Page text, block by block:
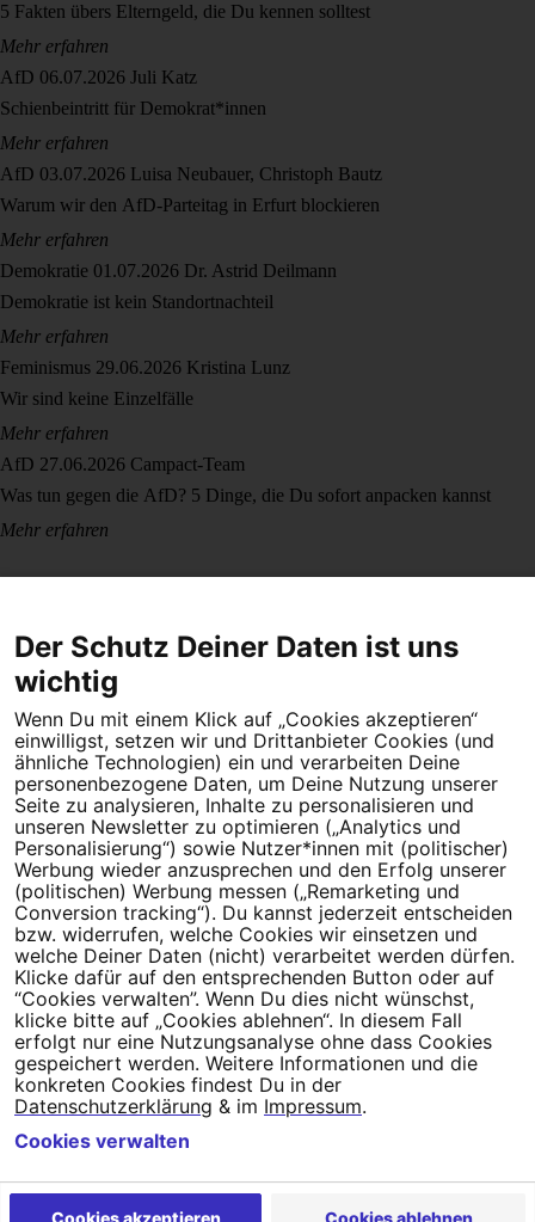
5 Fakten übers Elterngeld, die Du kennen solltest
Mehr erfahren
AfD 06.07.2026 Juli Katz
Schienbeintritt für Demokrat*innen
Mehr erfahren
AfD 03.07.2026 Luisa Neubauer, Christoph Bautz
Warum wir den AfD-Parteitag in Erfurt blockieren
Mehr erfahren
Demokratie 01.07.2026 Dr. Astrid Deilmann
Demokratie ist kein Standortnachteil
Mehr erfahren
Feminismus 29.06.2026 Kristina Lunz
Wir sind keine Einzelfälle
Mehr erfahren
AfD 27.06.2026 Campact-Team
Was tun gegen die AfD? 5 Dinge, die Du sofort anpacken kannst
Mehr erfahren
Dein Engagement macht den Unterschied. Schließe Dich 4,5
Millionen Menschen an.
Newsletter bestellen
Campact e.V.
IBAN DE95 2‍5‍1‍2 0‍5‍1‍0 6‍9‍8‍0 0‍0‍0‍0 0‍0
SozialBank
Direkt online spenden
NewsletterHilfe und
FAQKontakt DatenschutzImpressumCookie Einstellungen
Der Schutz Deiner Daten ist uns
wichtig
Wenn Du mit einem Klick auf „Cookies akzeptieren“
einwilligst, setzen wir und Drittanbieter Cookies (und
ähnliche Technologien) ein und verarbeiten Deine
personenbezogene Daten, um Deine Nutzung unserer
Seite zu analysieren, Inhalte zu personalisieren und
unseren Newsletter zu optimieren („Analytics und
Personalisierung“) sowie Nutzer*innen mit (politischer)
Werbung wieder anzusprechen und den Erfolg unserer
(politischen) Werbung messen („Remarketing und
Conversion tracking“). Du kannst jederzeit entscheiden
bzw. widerrufen, welche Cookies wir einsetzen und
welche Deiner Daten (nicht) verarbeitet werden dürfen.
Klicke dafür auf den entsprechenden Button oder auf
“Cookies verwalten”. Wenn Du dies nicht wünschst,
klicke bitte auf „Cookies ablehnen“. In diesem Fall
erfolgt nur eine Nutzungsanalyse ohne dass Cookies
gespeichert werden. Weitere Informationen und die
konkreten Cookies findest Du in der
Datenschutzerklärung & im Impressum.
Cookies akzeptieren Cookies ablehnen
Cookies verwalten